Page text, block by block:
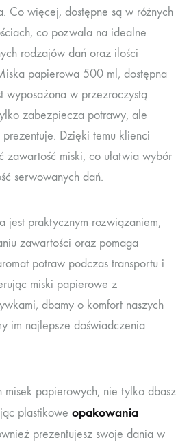
Co więcej, dostępne są w różnych
co pozwala na idealne
rodzajów dań oraz ilości
papierowa 500 ml, dostępna
wyposażona w przezroczystą
zabezpiecza potrawy, ale
Dzięki temu klienci
zawartość miski, co ułatwia wybór
serwowanych dań.
jest praktycznym rozwiązaniem,
zawartości oraz pomaga
potraw podczas transportu i
miski papierowe z
dbamy o komfort naszych
im najlepsze doświadczenia
misek papierowych, nie tylko dbasz
plastikowe opakowania
prezentujesz swoje dania w